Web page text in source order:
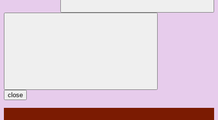
close